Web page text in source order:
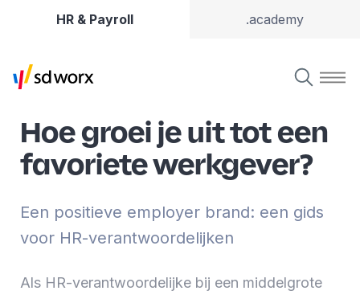
HR & Payroll .academy
Hoe groei je uit tot een
favoriete werkgever?
Een positieve employer brand: een gids
voor HR-verantwoordelijken
Als HR-verantwoordelijke bij een middelgrote